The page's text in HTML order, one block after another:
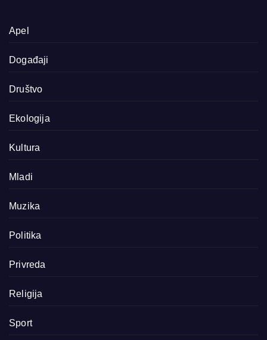
Apel
Događaji
Društvo
Ekologija
Kultura
Mladi
Muzika
Politika
Privreda
Religija
Sport